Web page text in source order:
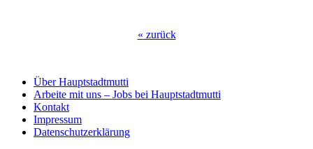
« zurück
Über Hauptstadtmutti
Arbeite mit uns – Jobs bei Hauptstadtmutti
Kontakt
Impressum
Datenschutzerklärung